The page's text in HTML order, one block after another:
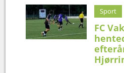
Sport
FC